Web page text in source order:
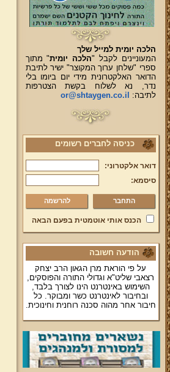
הלכה יומית למייל שלך
המעוניינים לקבל "הלכה יומית" מתוך
ספרי "שלחן ערוך המקוצר" ישיר לתיבת
הדואר האלקטרונית מידי יום ביומו בלי
נדר, נא לשלוח בקשת הצטרפות
לתיבה:
or@shtaygen.co.il
כניסה לחברים רשומים
דואר אלקטרוני:
סיסמא:
להרשמה
הכנס אותי אוטמטית בפעם הבאה
הודעה חשובה
על פי הוראת מרן הגאון הרב יצחק
רצאבי שליט"א וגדולי התורה והפוסקים,
השימוש באינטרנט הינו לצורך בלבד,
ובחיבור לאינטרנט כשר ומבוקר. כל
חיבור אחר מהוה סכנה רוחנית וחינוכית.